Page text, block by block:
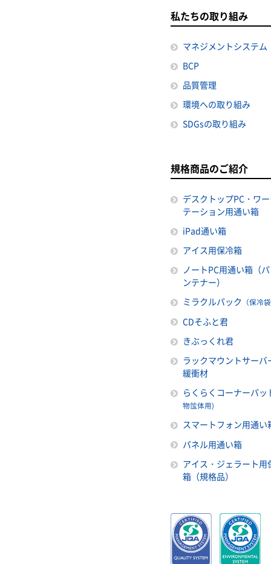
私たちの取り組み
マネジメントシステム
BCP
品質管理
環境への取り組み
SDGsの取り組み
規格商品のご紹介
デスクトップPC・ワ
テーション用通い箱
iPad通い箱
アイス用保冷箱
ノートPC用通い箱（
ンテナー）
ミラクルパック （保冷袋
CDそふと君
きぶっくれ君
ラックマウントサーバ
緩衝材
らくらくコーナーパッ
物筺体用)
スマートフォン用通い
パネル用通い箱
アイス・ジェラート用
箱（規格品）